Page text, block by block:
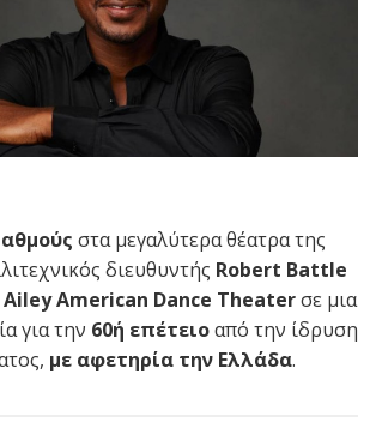
στα μεγαλύτερα θέατρα της
διευθυντής Robert Battle
AileyAmerican Dance Theaterσε μια
για την 60ή επέτειοαπό την ίδρυση
με αφετηρία την Ελλάδα.